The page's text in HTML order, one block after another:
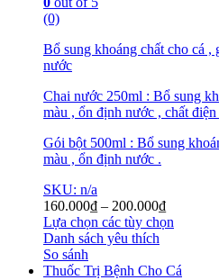
(0)
Bổ sung khoáng chất cho cá ,
nước
Chai nước 250ml : Bổ sung
màu , ổn định nước , chất
Gói bột 500ml : Bổ sung
màu , ổn định nước .
SKU: n/a
160.000₫ – 200.000₫
Lựa chọn các tùy chọn
Danh sách yêu thích
So sánh
Thuốc Trị Bệnh Cho Cá